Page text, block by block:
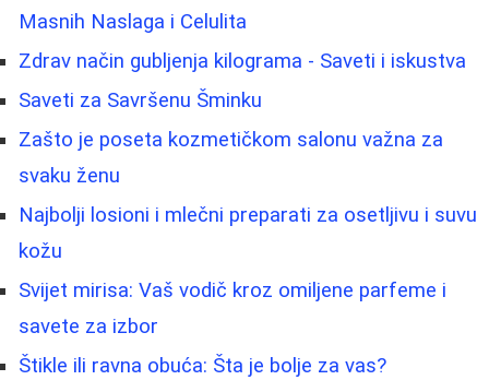
Masnih Naslaga i Celulita
Zdrav način gubljenja kilograma - Saveti i iskustva
Saveti za Savršenu Šminku
Zašto je poseta kozmetičkom salonu važna za
svaku ženu
Najbolji losioni i mlečni preparati za osetljivu i suvu
kožu
Svijet mirisa: Vaš vodič kroz omiljene parfeme i
savete za izbor
Štikle ili ravna obuća: Šta je bolje za vas?